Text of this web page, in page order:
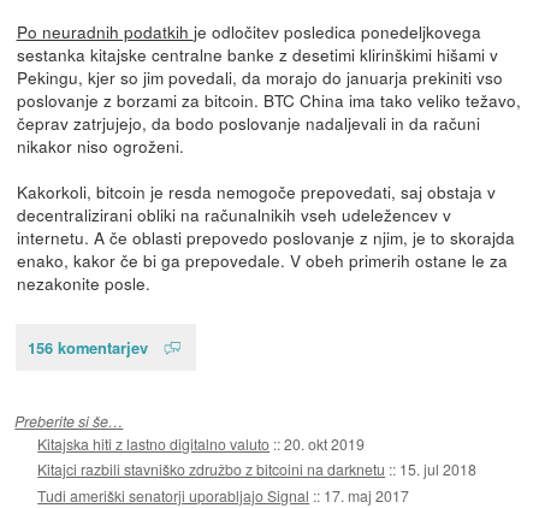
Po neuradnih podatkih je odločitev posledica ponedeljkovega
sestanka kitajske centralne banke z desetimi klirinškimi hišami v
Pekingu, kjer so jim povedali, da morajo do januarja prekiniti vso
poslovanje z borzami za bitcoin. BTC China ima tako veliko težavo,
čeprav zatrjujejo, da bodo poslovanje nadaljevali in da računi
nikakor niso ogroženi.
Kakorkoli, bitcoin je resda nemogoče prepovedati, saj obstaja v
decentralizirani obliki na računalnikih vseh udeležencev v
internetu. A če oblasti prepovedo poslovanje z njim, je to skorajda
enako, kakor če bi ga prepovedale. V obeh primerih ostane le za
nezakonite posle.
156 komentarjev
Preberite si še…
Kitajska hiti z lastno digitalno valuto ::20. okt 2019
Kitajci razbili stavniško združbo z bitcoini na darknetu :: 15. jul 2018
Tudi ameriški senatorji uporabljajo Signal :: 17. maj 2017